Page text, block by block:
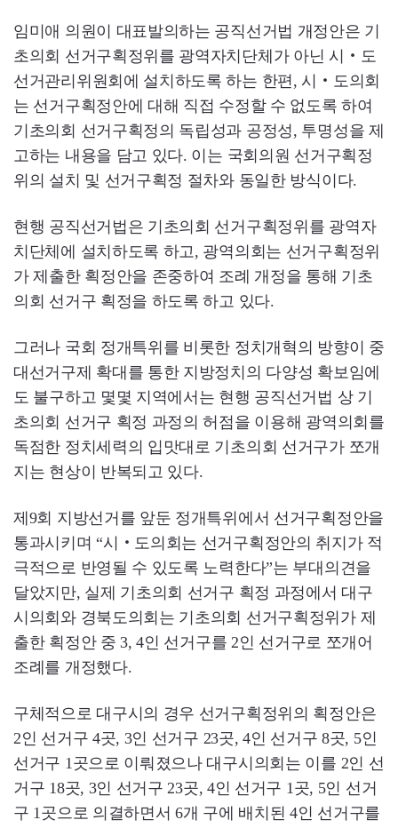
임미애 의원이 대표발의하는 공직선거법 개정안은 기
초의회 선거구획정위를 광역자치단체가 아닌 시‧도
선거관리위원회에 설치하도록 하는 한편, 시‧도의회
는 선거구획정안에 대해 직접 수정할 수 없도록 하여
기초의회 선거구획정의 독립성과 공정성, 투명성을 제
고하는 내용을 담고 있다. 이는 국회의원 선거구획정
위의 설치 및 선거구획정 절차와 동일한 방식이다.
현행 공직선거법은 기초의회 선거구획정위를 광역자
치단체에 설치하도록 하고, 광역의회는 선거구획정위
가 제출한 획정안을 존중하여 조례 개정을 통해 기초
의회 선거구 획정을 하도록 하고 있다.
그러나 국회 정개특위를 비롯한 정치개혁의 방향이 중
대선거구제 확대를 통한 지방정치의 다양성 확보임에
도 불구하고 몇몇 지역에서는 현행 공직선거법 상 기
초의회 선거구 획정 과정의 허점을 이용해 광역의회를
독점한 정치세력의 입맛대로 기초의회 선거구가 쪼개
지는 현상이 반복되고 있다.
제9회 지방선거를 앞둔 정개특위에서 선거구획정안을
통과시키며 “시‧도의회는 선거구획정안의 취지가 적
극적으로 반영될 수 있도록 노력한다”는 부대의견을
달았지만, 실제 기초의회 선거구 획정 과정에서 대구
시의회와 경북도의회는 기초의회 선거구획정위가 제
출한 획정안 중 3, 4인 선거구를 2인 선거구로 쪼개어
조례를 개정했다.
구체적으로 대구시의 경우 선거구획정위의 획정안은
2인 선거구 4곳, 3인 선거구 23곳, 4인 선거구 8곳, 5인
선거구 1곳으로 이뤄졌으나 대구시의회는 이를 2인 선
거구 18곳, 3인 선거구 23곳, 4인 선거구 1곳, 5인 선거
구 1곳으로 의결하면서 6개 구에 배치된 4인 선거구를